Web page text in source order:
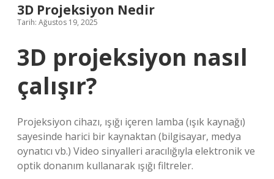
3D Projeksiyon Nedir
Tarih: Ağustos 19, 2025
3D projeksiyon nasıl
çalışır?
Projeksiyon cihazı, ışığı içeren lamba (ışık kaynağı)
sayesinde harici bir kaynaktan (bilgisayar, medya
oynatıcı vb.) Video sinyalleri aracılığıyla elektronik ve
optik donanım kullanarak ışığı filtreler.